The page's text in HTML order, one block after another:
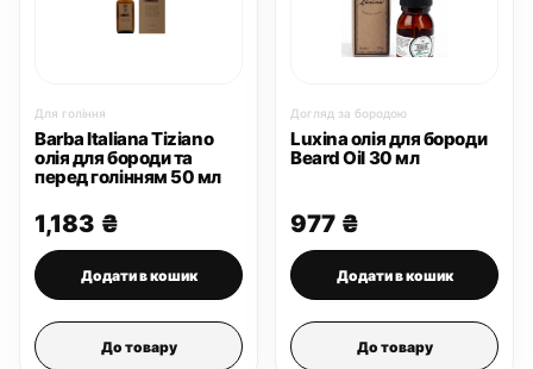
Для гоління
Barba Italiana Tiziano
олія для бороди та
перед голінням 50 мл
1,183 ₴
Додати в кошик
До товару
Догляд за бородою
Luxina олія для бороди
Beard Oil 30 мл
977 ₴
Додати в кошик
До товару